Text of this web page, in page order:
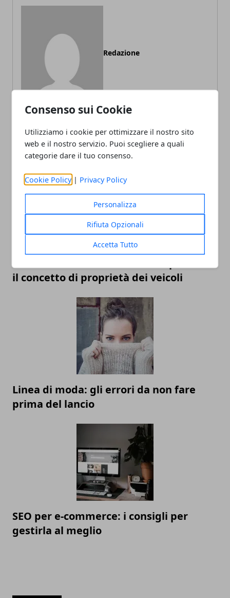
Consenso sui Cookie
Utilizziamo i cookie per ottimizzare il nostro sito
web e il nostro servizio. Puoi scegliere a quali
categorie dare il tuo consenso.
Cookie Policy | Privacy Policy
Personalizza
Rifiuta Opzionali
Accetta Tutto
Redazione
ARTICOLI CORRELATI
il concetto di proprietà dei veicoli
Linea di moda: gli errori da non fare
prima del lancio
SEO per e-commerce: i consigli per
gestirla al meglio